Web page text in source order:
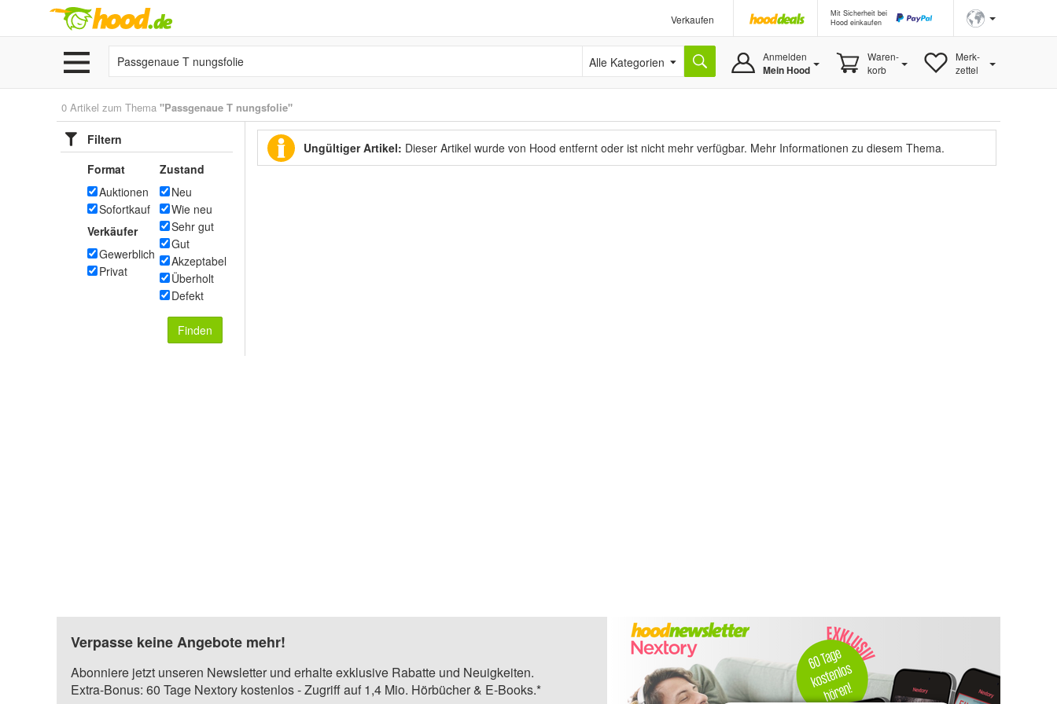
Verkaufen
Mit Sicherheit bei
Hood einkaufen
Alle Kategorien Anmelden
Mein Hood
Waren-
korb
Merk-
zettel
0 Artikel zum Thema "Passgenaue T nungsfolie"
Filtern
Format
Auktionen
Sofortkauf
Verkäufer
Gewerblich
Privat
Zustand
Neu
Wie neu
Sehr gut
Gut
Akzeptabel
Überholt
Defekt
Finden
Ungültiger Artikel: Dieser Artikel wurde von Hood entfernt oder ist nicht mehr verfügbar. Mehr Informationen zu diesem Thema.
Verpasse keine Angebote mehr!
Abonniere jetzt unseren Newsletter und erhalte exklusive Rabatte und Neuigkeiten.
Extra-Bonus: 60 Tage Nextory kostenlos - Zugriff auf 1,4 Mio. Hörbücher & E-Books.*